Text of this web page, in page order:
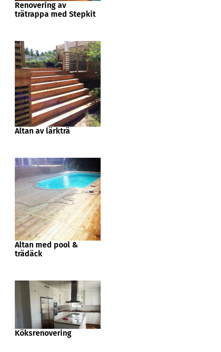
Renovering av
trätrappa med Stepkit
Altan av lärkträ
Altan med pool &
trädäck
Köksrenovering